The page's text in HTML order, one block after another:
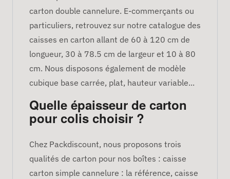
carton double cannelure. E-commerçants ou
particuliers, retrouvez sur notre catalogue des
caisses en carton allant de 60 à 120 cm de
longueur, 30 à 78.5 cm de largeur et 10 à 80
cm. Nous disposons également de modèle
cubique base carrée, plat, hauteur variable...
Quelle épaisseur de carton
pour colis choisir ?
Chez Packdiscount, nous proposons trois
qualités de carton pour nos boîtes : caisse
carton simple cannelure : la référence, caisse